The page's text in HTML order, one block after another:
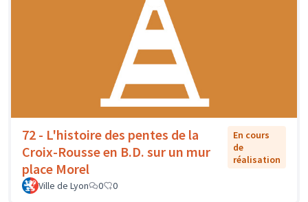
72 - L'histoire des pentes de la
Croix-Rousse en B.D. sur un mur
place Morel
En cours
de
réalisation
Ville de Lyon 0 0